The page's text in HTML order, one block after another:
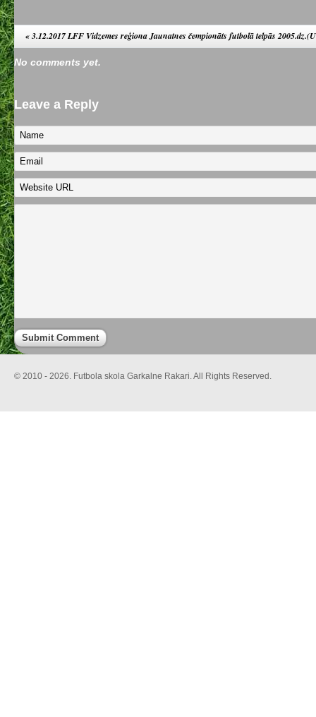
«3.12.2017 LFF Vidzemes reģiona Jaunatnes čempionāts futbolā telpās
No comments yet.
Leave a Reply
© 2010 - 2026. Futbola skola Garkalne Rakari. All Rights Reserved.